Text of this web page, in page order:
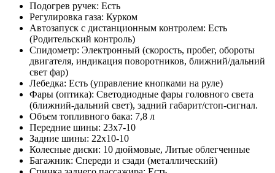
Подогрев ручек: Есть
Регулировка газа: Курком
Автозапуск с дистанционным контролем: Есть
(Родительский контроль)
Спидометр: Электронный (скорость, пробег, обороты
двигателя, индикация поворотников, ближний/дальний
свет фар)
Лебедка: Есть (управление кнопками на руле)
Фары (оптика): Светодиодные фары головного света
(ближний-дальний свет), задний габарит/стоп-сигнал.
Объем топливного бака: 7,8 л
Передние шины: 23х7-10
Задние шины: 22х10-10
Колесные диски: 10 дюймовые, Литые облегченные
Багажник: Спереди и сзади (металлический)